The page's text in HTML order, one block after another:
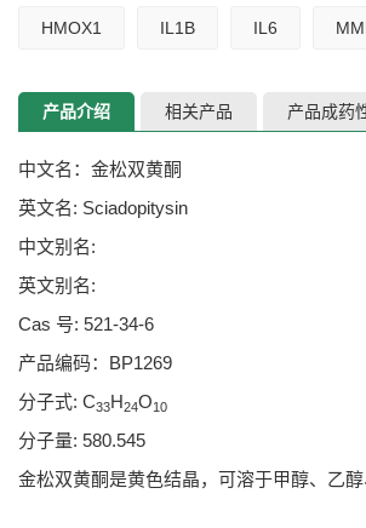
HMOX1 IL1B IL6
产品介绍 相关产品 产品成药
中文名：金松双黄酮
英文名: Sciadopitysin
中文别名:
英文别名:
Cas 号: 521-34-6
产品编码：BP1269
分子式: C33H24O10
分子量: 580.545
金松双黄酮是黄色结晶，可溶于甲醇、乙